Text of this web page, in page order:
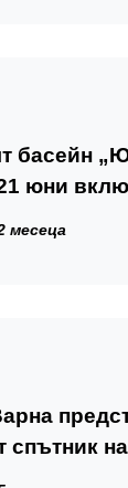
басейн
юни
месеца
спътник